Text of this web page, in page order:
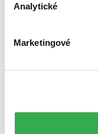
Analytické
Marketingové
Top hodnotené
Najlacnejšie
Nebol nájdenýžiadny
Skúste prosím zmeniť